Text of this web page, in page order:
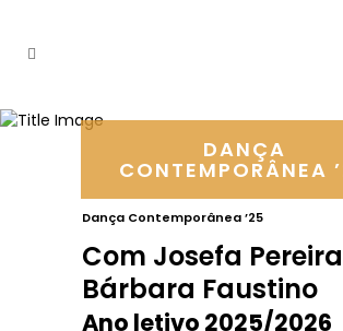
DANÇA
CONTEMPORÂNEA
Dança Contemporânea ’25
Com Josefa
Bárbara Faustino
Ano letivo 2025/2026